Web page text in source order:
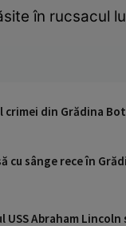
în rucsacul
din Grădina
cu sânge rece în
USS Abraham